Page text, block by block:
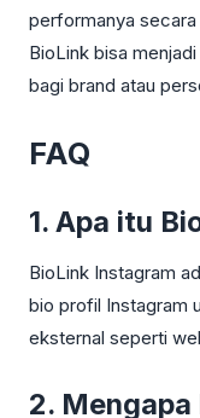
performanya
BioLink bisa
bagi brand atau
FAQ
1. Apa itu
BioLink Instagram
bio profil Instagram
eksternal seperti
2.